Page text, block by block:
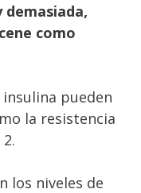
demasiada,
como
pueden
la resistencia
los niveles de